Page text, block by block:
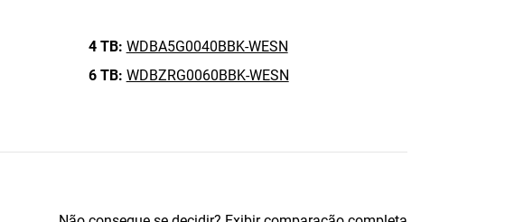
4 TB: WDBA5G0040BBK-WESN
6 TB: WDBZRG0060BBK-WESN